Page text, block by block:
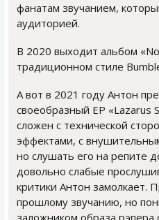
фанатам звучанием,
аудиторией.
В 2020 выходит альбом
традиционном стиле
А вот в 2021 году Антон
своеобразный EP «Lazarus
сложен с технической
эффектами, с
но слушать его на репите
довольно слабые
критики Антон замолкает.
прошлому звучанию, но
заложником образа рэпера